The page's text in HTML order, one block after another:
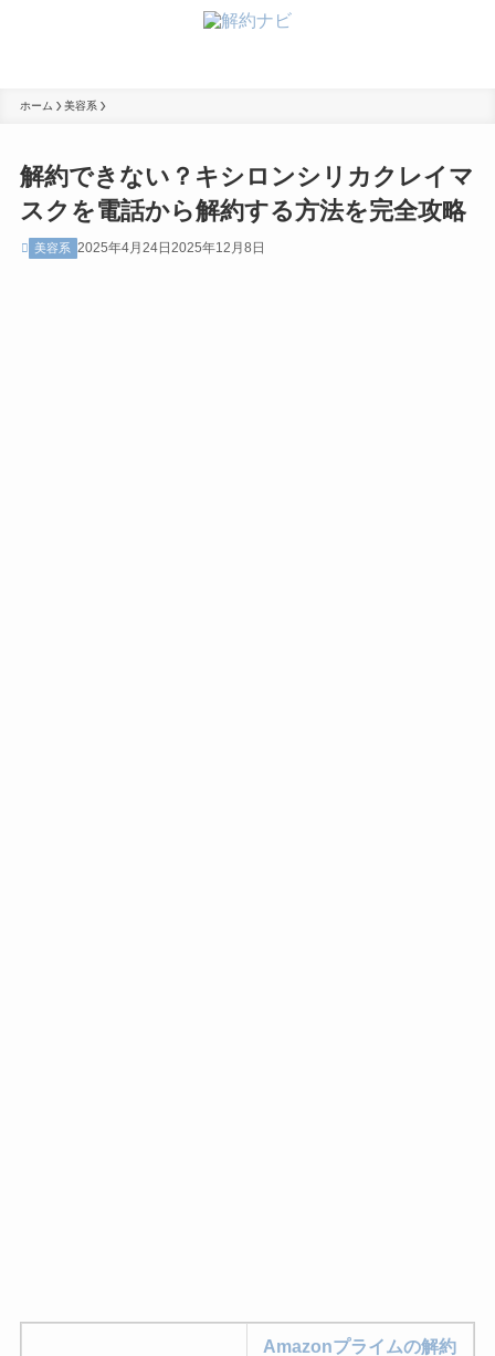
ホーム 美容系
解約できない？キシロンシリカクレイマ
スクを電話から解約する方法を完全攻略
美容系 2025年4月24日 2025年12月8日
Amazonプライムの解約